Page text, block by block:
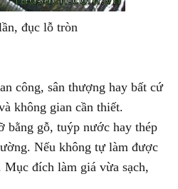
đục lỗ tròn
công, sân thượng hay bất cứ
không gian cần thiết.
bằng gỗ, tuýp nước hay thép
Nếu không tự làm được
đích làm giá vừa sạch,